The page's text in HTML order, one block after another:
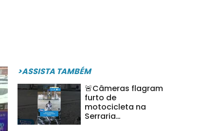
>ASSISTA TAMBÉM
🚨Câmeras flagram
furto de
motocicleta na
Serraria